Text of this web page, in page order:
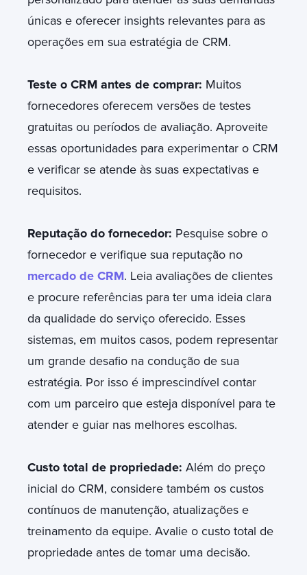
únicas e oferecer insights relevantes para as
operações em sua estratégia de CRM.
Teste o CRM antes de comprar: Muitos
fornecedores oferecem versões de testes
gratuitas ou períodos de avaliação. Aproveite
essas oportunidades para experimentar o CRM
e verificar se atende às suas expectativas e
requisitos.
Reputação do fornecedor: Pesquise sobre o
fornecedor e verifique sua reputação no
mercado de CRM. Leia avaliações de clientes
e procure referências para ter uma ideia clara
da qualidade do serviço oferecido. Esses
sistemas, em muitos casos, podem representar
um grande desafio na condução de sua
estratégia. Por isso é imprescindível contar
com um parceiro que esteja disponível para te
atender e guiar nas melhores escolhas.
Custo total de propriedade: Além do preço
inicial do CRM, considere também os custos
contínuos de manutenção, atualizações e
treinamento da equipe. Avalie o custo total de
propriedade antes de tomar uma decisão.